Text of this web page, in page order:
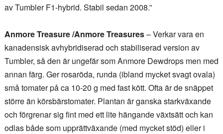
av Tumbler F1-hybrid. Stabil sedan 2008.”
Anmore Treasure /Anmore Treasures– Verkar vara en
kanadensisk avhybridiserad och stabiliserad version av
Tumbler, så den är ungefär som Anmore Dewdrops men med
annan färg. Ger rosaröda, runda (ibland mycket svagt ovala)
små tomater på ca 10-20 g med fast kött. Ofta är de snäppet
större än körsbärstomater. Plantan är ganska starkväxande
och förgrenar sig fint med ett lite hängande växtsätt och kan
odlas både som upprättväxande (med mycket stöd) eller i